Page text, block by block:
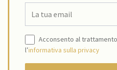
Acconsento al
l’informativa sulla privacy